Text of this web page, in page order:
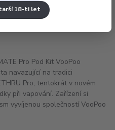
18-ti let
Pro Pod Kit VooPoo
navazující na tradici
Pro, tentokrát v novém
při vapování. Zařízení si
vyvíjenou společností VooPoo